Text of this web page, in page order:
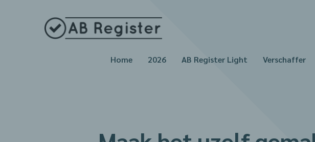
Home 2026 AB Register Light Verschaffer